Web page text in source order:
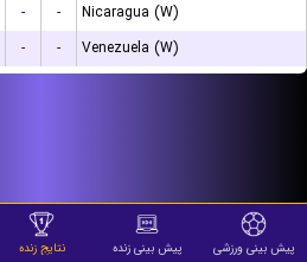
- -
Nicaragua (W)
- - Venezuela (W)
پیش بینی ورزشی پیش بینی زنده نتایج زنده